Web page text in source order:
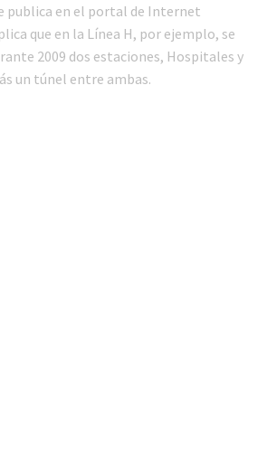
publica en el portal de Internet
que en la Línea H, por ejemplo, se
2009 dos estaciones, Hospitales y
un túnel entre ambas.